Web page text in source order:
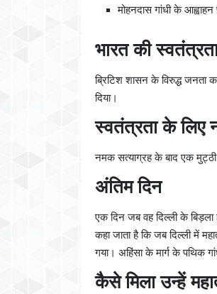
मोहनदास गांधी के
भारत की
ब्रिटिश शासन के विरुद्ध जनता
दिया।
स्वतंत्रता के लिए
नमक सत्याग्रह के बाद एक
अंतिम दिन
एक दिन जब वह दिल्ली के बिड़ला
कहा जाता है कि जब दिल्ली में
गया। अहिंसा के मार्ग के पथिक
कैसे मिला उन्हें